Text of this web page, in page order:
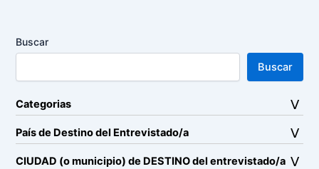
Buscar
Buscar
Categorias
País de Destino del Entrevistado/a
CIUDAD (o municipio) de DESTINO del entrevistado/a